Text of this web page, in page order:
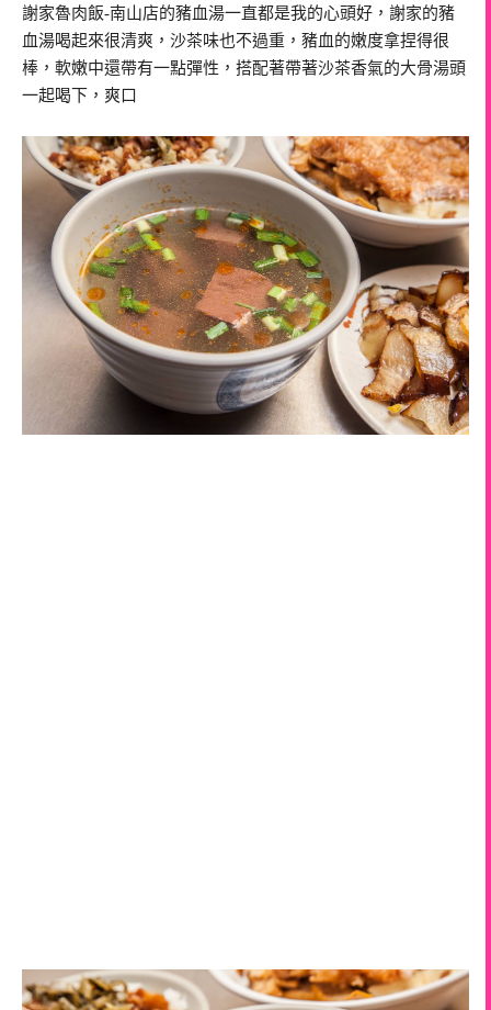
謝家魯肉飯-南山店的豬血湯一直都是我的心頭好，謝家的豬
血湯喝起來很清爽，沙茶味也不過重，豬血的嫩度拿捏得很
棒，軟嫩中還帶有一點彈性，搭配著帶著沙茶香氣的大骨湯頭
一起喝下，爽口